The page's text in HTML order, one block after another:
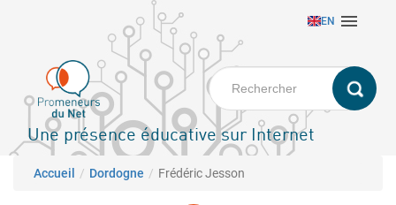
principal
EN 
Une présence éducative sur Internet
Fil d'Ariane
Accueil Dordogne Frédéric Jesson